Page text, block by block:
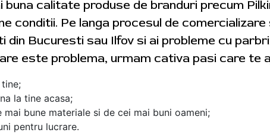
calitate produse de branduri precum
conditii. Pe langa procesul de
din Bucuresti sau Ilfov si ai probleme cu
este problema, urmam cativa pasi care te
la tine acasa;
bune materiale si de cei mai buni oameni;
pentru lucrare.